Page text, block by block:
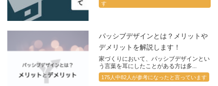
す
パッシブデザインとは？メリットや
デメリットを解説します！
家づくりにおいて、パッシブデザインとい
う言葉を耳にしたことがある方は多...
175人中82人が参考になったと言っています